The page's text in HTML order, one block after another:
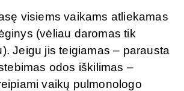
visiems vaikams atliekamas
(vėliau daromas tik
Jeigu jis teigiamas – parausta
odos iškilimas –
vaikų pulmonologo